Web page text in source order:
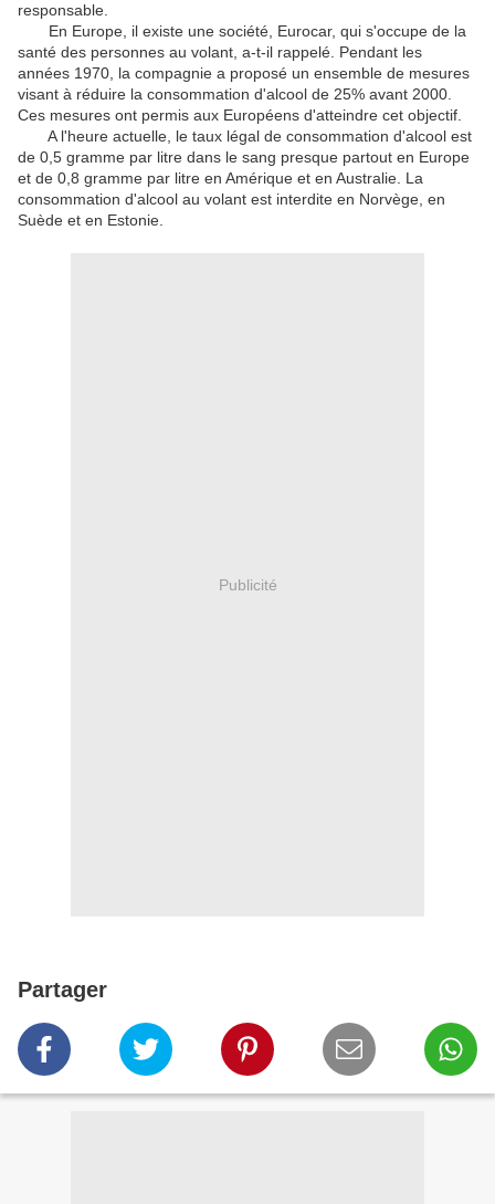
responsable.
En Europe, il existe une société, Eurocar, qui s'occupe de la
santé des personnes au volant, a-t-il rappelé. Pendant les
années 1970, la compagnie a proposé un ensemble de mesures
visant à réduire la consommation d'alcool de 25% avant 2000.
Ces mesures ont permis aux Européens d'atteindre cet objectif.
A l'heure actuelle, le taux légal de consommation d'alcool est
de 0,5 gramme par litre dans le sang presque partout en Europe
et de 0,8 gramme par litre en Amérique et en Australie. La
consommation d'alcool au volant est interdite en Norvège, en
Suède et en Estonie.
Publicité
Partager